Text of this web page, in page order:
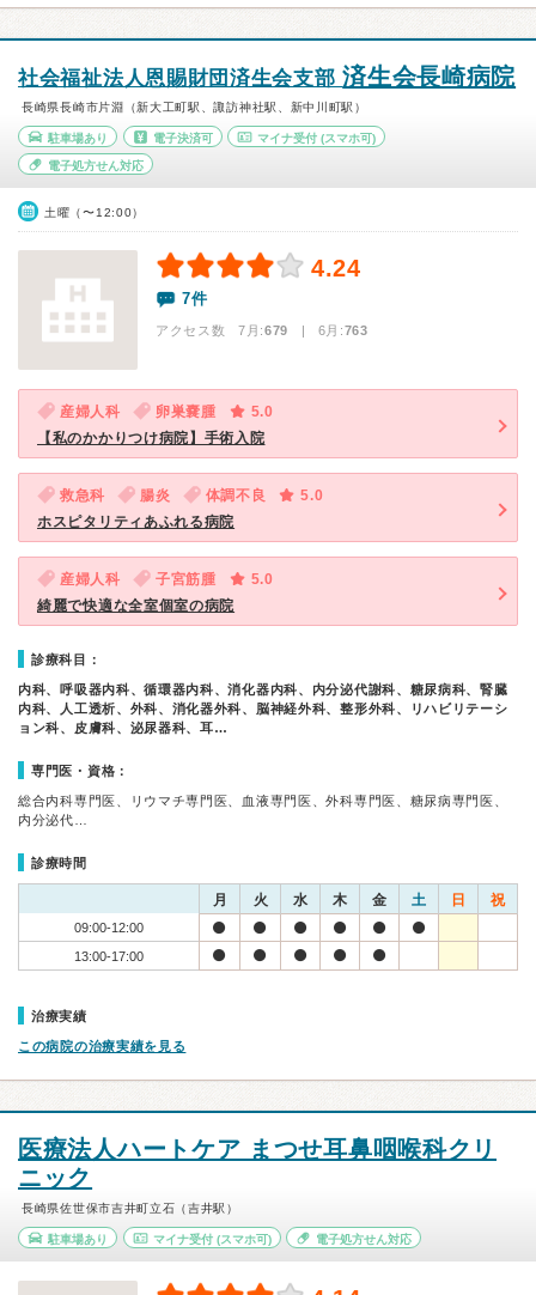
社会福祉法人恩賜財団済生会支部済生会長崎病院
長崎県長崎市片淵（新大工町駅、諏訪神社駅、新中川町駅）
駐車場あり 電子決済可 マイナ受付 (スマホ可)
電子処方せん対応
土曜（〜12:00）
4.24
7件
アクセス数 7月:679 | 6月:763
産婦人科 卵巣嚢腫
5.0
【私のかかりつけ病院】手術入院
救急科 腸炎 体調不良
5.0
ホスピタリティあふれる病院
産婦人科 子宮筋腫
5.0
綺麗で快適な全室個室の病院
診療科目：
内科、呼吸器内科、循環器内科、消化器内科、内分泌代謝科、糖尿病科、腎臓
内科、人工透析、外科、消化器外科、脳神経外科、整形外科、リハビリテーシ
ョン科、皮膚科、泌尿器科、耳…
専門医・資格：
総合内科専門医、リウマチ専門医、血液専門医、外科専門医、糖尿病専門医、
内分泌代…
診療時間
月 火 水 木 金 土 日 祝
09:00-12:00
13:00-17:00
治療実績
この病院の治療実績を見る
医療法人ハートケア まつせ耳鼻咽喉科クリ
ニック
長崎県佐世保市吉井町立石（吉井駅）
駐車場あり マイナ受付(スマホ可) 電子処方せん対応